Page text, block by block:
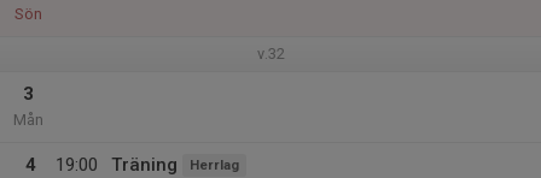
Sön
v.32
3
Mån
4
19:00
Träning Herrlag